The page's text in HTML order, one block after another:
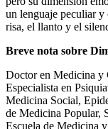
un lenguaje peculiar y
risa, el llanto y el
Breve nota sobre
Doctor en Medicina y
Especialista en
Medicina Social,
de Medicina Popular,
Escuela de Medicina